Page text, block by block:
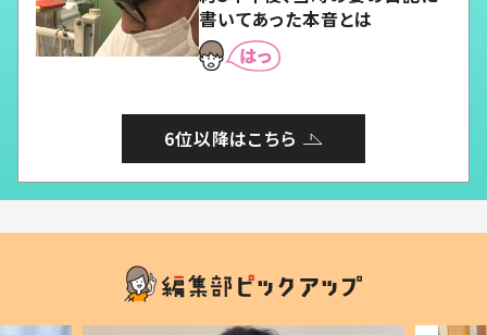
書いてあった本音とは
6位以降はこちら